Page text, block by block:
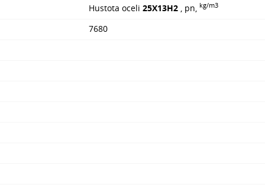
Hustota oceli 25Х13Н2 , pn, kg/m3
7680